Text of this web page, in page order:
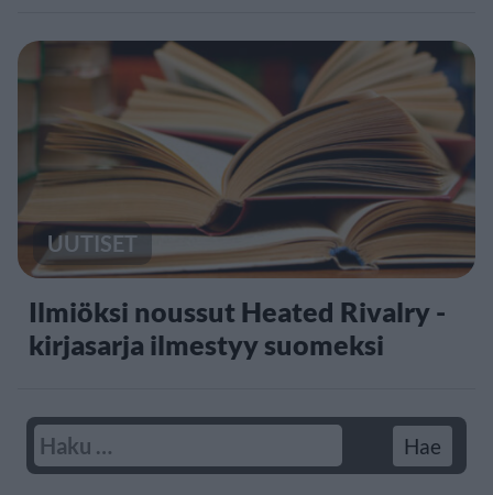
UUTISET
Ilmiöksi noussut Heated Rivalry -
kirjasarja ilmestyy suomeksi